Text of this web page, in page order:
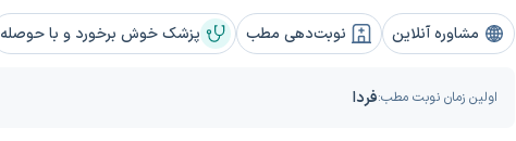
پزشک خوش برخورد و با حوصله مشاوره آنلاین نوبت‌دهی مطب
اولین زمان نوبت مطب:فردا